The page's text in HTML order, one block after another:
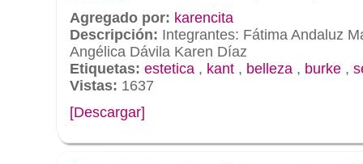
Agregado por: karencita
Descripción: Integrantes: Fátima Andaluz
Angélica Dávila Karen Díaz
Etiquetas: estetica , kant , belleza , burke ,
Vistas: 1637
[Descargar]